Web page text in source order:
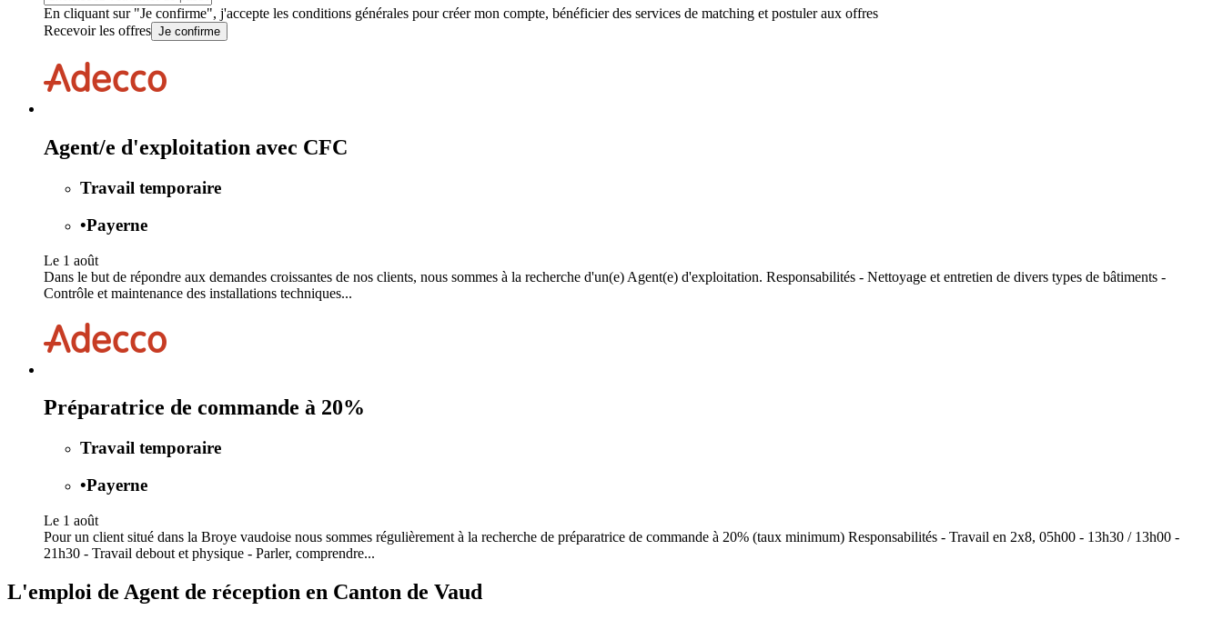
En cliquant sur "Je confirme", j'accepte les conditions générales pour créer mon compte, bénéficier des services de matching et postuler aux offres
Recevoir les offres Je confirme
Agent/e d'exploitation avec CFC
Travail temporaire
•Payerne
Le 1 août
Dans le but de répondre aux demandes croissantes de nos clients, nous sommes à la recherche d'un(e) Agent(e) d'exploitation. Responsabilités - Nettoyage et entretien de divers types de bâtiments -
Contrôle et maintenance des installations techniques...
Préparatrice de commande à 20%
Travail temporaire
•Payerne
Le 1 août
Pour un client situé dans la Broye vaudoise nous sommes régulièrement à la recherche de préparatrice de commande à 20% (taux minimum) Responsabilités - Travail en 2x8, 05h00 - 13h30 / 13h00 -
21h30 - Travail debout et physique - Parler, comprendre...
L'emploi de Agent de réception en Canton de Vaud